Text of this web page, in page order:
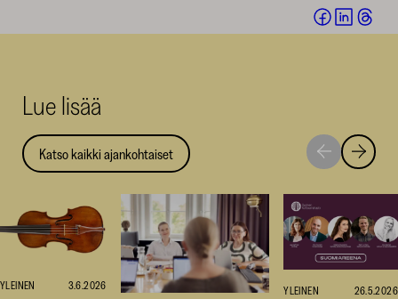
Jaa Jaa
Lue lisää
Katso kaikki ajankohtaiset
Siirry
seuraavaan
Siirry
YLEINEN 3.6.2026 YLEINEN 26.5.2026